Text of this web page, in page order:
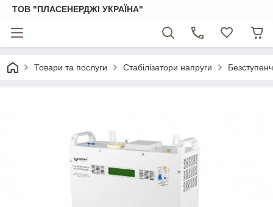
ТОВ "ПЛАСЕНЕРДЖІ УКРАЇНА"
Товари та послуги Стабілізатори напруги